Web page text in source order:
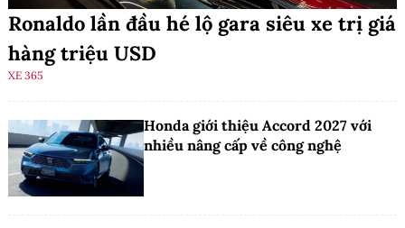
Ronaldo lần đầu hé lộ gara siêu xe trị giá
hàng triệu USD
XE 365
Honda giới thiệu Accord 2027 với
nhiều nâng cấp về công nghệ